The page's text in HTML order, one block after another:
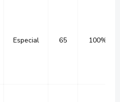
Especial 65 100%